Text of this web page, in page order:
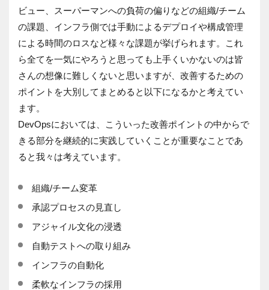
ビュー、スーパーマンへの負荷の偏りなどの組織/チーム
の課題、インフラ側では手動によるデプロイや構成管理
による時間のロスなど様々な課題が挙げられます。これ
ら全てを一気にやろうと思っても上手くいかないのは皆
さんの想像に難しくないと思いますが、改善するための
ポイントを大別してまとめると以下になるかと考えてい
ます。
DevOpsにおいては、こういった改善ポイントの中からで
きる部分を継続的に実践していくことが重要なことであ
ると我々は考えています。
組織/チーム変革
承認プロセスの見直し
アジャイル文化の浸透
自動テストへの取り組み
インフラの自動化
柔軟なインフラの採用